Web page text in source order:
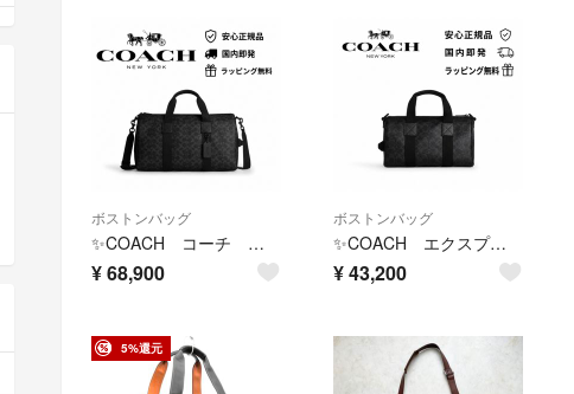
ボストンバッグ
✨COACH コーチ エクスプローラー ダッフル バッグ 45・シグネチャー キャンバス CET53 MWOY2
¥68,900
ボストンバッグ
✨COACH エクスプローラー ダッフル バッグ 28・シグネチャー キャンバス CET22 MWOY2
¥43,200
5%還元